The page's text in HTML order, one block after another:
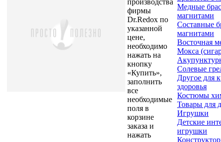
фирмы
Dr.Redox по
указанной
цене,
необходимо
нажать на
кнопку
«Купить»,
заполнить
все
необходимые
поля в
корзине
заказа и
нажать
Медные
магнитами
Составные
магнитами
Восточная
Мокса
Солевые
Другое для
здоровья
Костюмы
Товары для
Игрушки
Детские
игрушки